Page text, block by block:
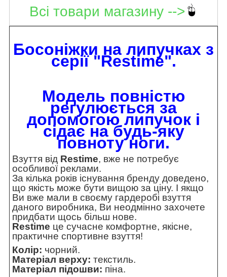
Всі товари магазину -->
Босоніжки на липучках з
серії "Restime".
Модель повністю
регулюється за
допомогою липучок і
сідає на будь-яку
повноту ноги.
Взуття від Restime, вже не потребує
особливої реклами.
За кілька років існування бренду доведено,
що якість може бути вищою за ціну. І якщо
Ви вже мали в своєму гардеробі взуття
даного виробника, Ви неодмінно захочете
придбати щось більш нове.
Restime це сучасне комфортне, якісне,
практичне спортивне взуття!
Колір: чорний.
Матеріал верху: текстиль.
Матеріал підошви: піна.